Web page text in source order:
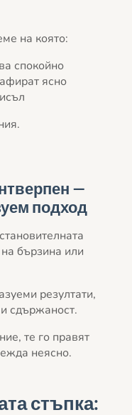
на която:
спокойно
ясно
—
подход
бързина или
резултати,
и сдържаност.
те го правят
неясно.
стъпка: